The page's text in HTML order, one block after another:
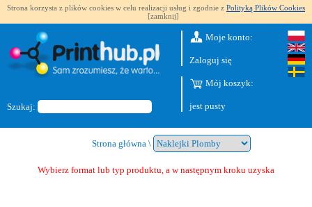
Strona korzysta z plików cookies w celu realizacji usług i zgodnie z Polityką Plików Cookies
[zamknij]
Szukaj:
Moje konto:
Zaloguj się
Mój koszyk:
jest pusty
Strona główna \
Wybierz format lub typ produktu, a w następnym kroku uzyskasz wycenę